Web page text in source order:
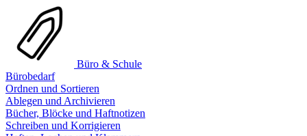
Büro & Schule
Bürobedarf
Ordnen und Sortieren
Ablegen und Archivieren
Bücher, Blöcke und Haftnotizen
Schreiben und Korrigieren